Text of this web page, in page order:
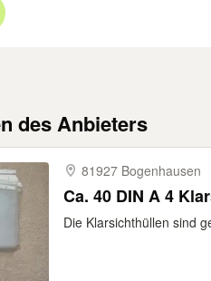
des Anbieters
81927 Bogenhausen
Ca. 40 DIN A 4
Die Klarsichthüllen sind